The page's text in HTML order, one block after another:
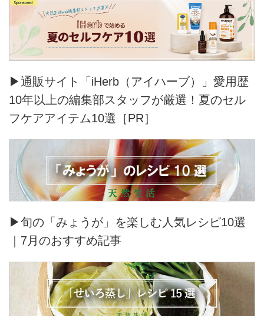
▶通販サイト「iHerb（アイハーブ）」愛用歴
10年以上の編集部スタッフが厳選！夏のセル
フケアアイテム10選［PR］
▶旬の「みょうが」を楽しむ人気レシピ10選
｜7月のおすすめ記事